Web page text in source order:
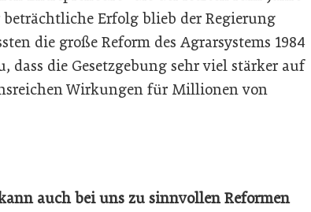
beträchtliche Erfolg blieb der Regierung
die große Reform des Agrarsystems 1984
die Gesetzgebung sehr viel stärker auf
Wirkungen für Millionen von
auch bei uns zu sinnvollen Reformen